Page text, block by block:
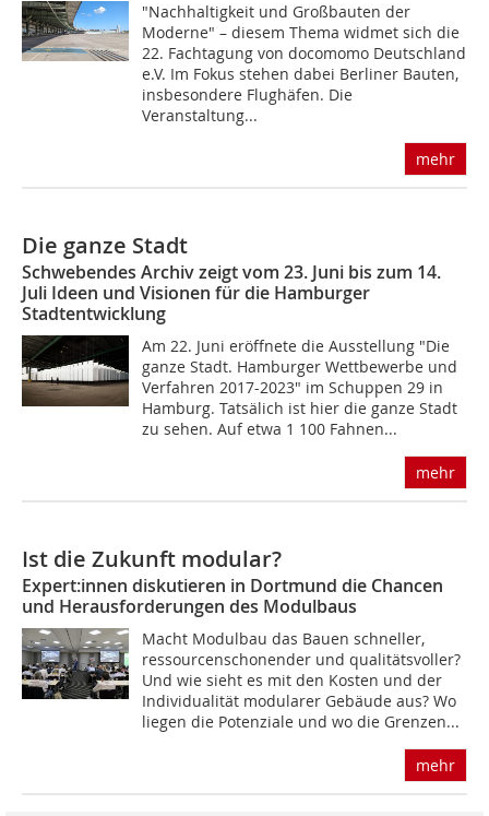
"Nachhaltigkeit und Großbauten der
Moderne" – diesem Thema widmet sich die
22. Fachtagung von docomomo Deutschland
e.V. Im Fokus stehen dabei Berliner Bauten,
insbesondere Flughäfen. Die
Veranstaltung...
mehr
Die ganze Stadt
Schwebendes Archiv zeigt vom 23. Juni bis zum 14.
Juli Ideen und Visionen für die Hamburger
Stadtentwicklung
Am 22. Juni eröffnete die Ausstellung "Die
ganze Stadt. Hamburger Wettbewerbe und
Verfahren 2017-2023" im Schuppen 29 in
Hamburg. Tatsälich ist hier die ganze Stadt
zu sehen. Auf etwa 1 100 Fahnen...
mehr
Ist die Zukunft modular?
Expert:innen diskutieren in Dortmund die Chancen
und Herausforderungen des Modulbaus
Macht Modulbau das Bauen schneller,
ressourcenschonender und qualitätsvoller?
Und wie sieht es mit den Kosten und der
Individualität modularer Gebäude aus? Wo
liegen die Potenziale und wo die Grenzen...
mehr